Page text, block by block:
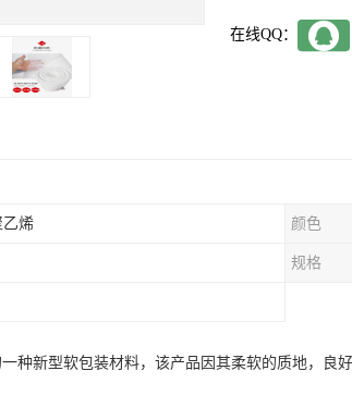
在线QQ：
乙烯 颜色
规格
种新型软包装材料，该产品因其柔软的质地，良